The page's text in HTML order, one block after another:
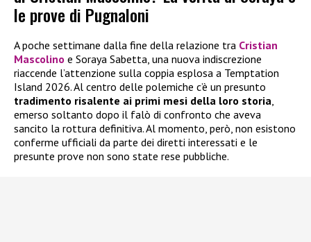
le prove di Pugnaloni
A poche settimane dalla fine della relazione tra Cristian
Mascolino e Soraya Sabetta, una nuova indiscrezione
riaccende l’attenzione sulla coppia esplosa a Temptation
Island 2026. Al centro delle polemiche c’è un presunto
tradimento risalente ai primi mesi della loro storia
emerso soltanto dopo il falò di confronto che aveva
sancito la rottura definitiva. Al momento, però, non esistono
conferme ufficiali da parte dei diretti interessati e le
presunte prove non sono state rese pubbliche.